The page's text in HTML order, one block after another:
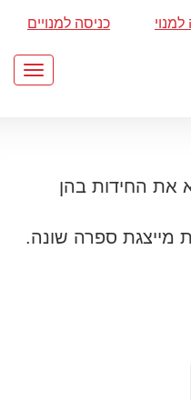
כניסה למנויים
את החידות בהן
מייצגת ספרה שונה.